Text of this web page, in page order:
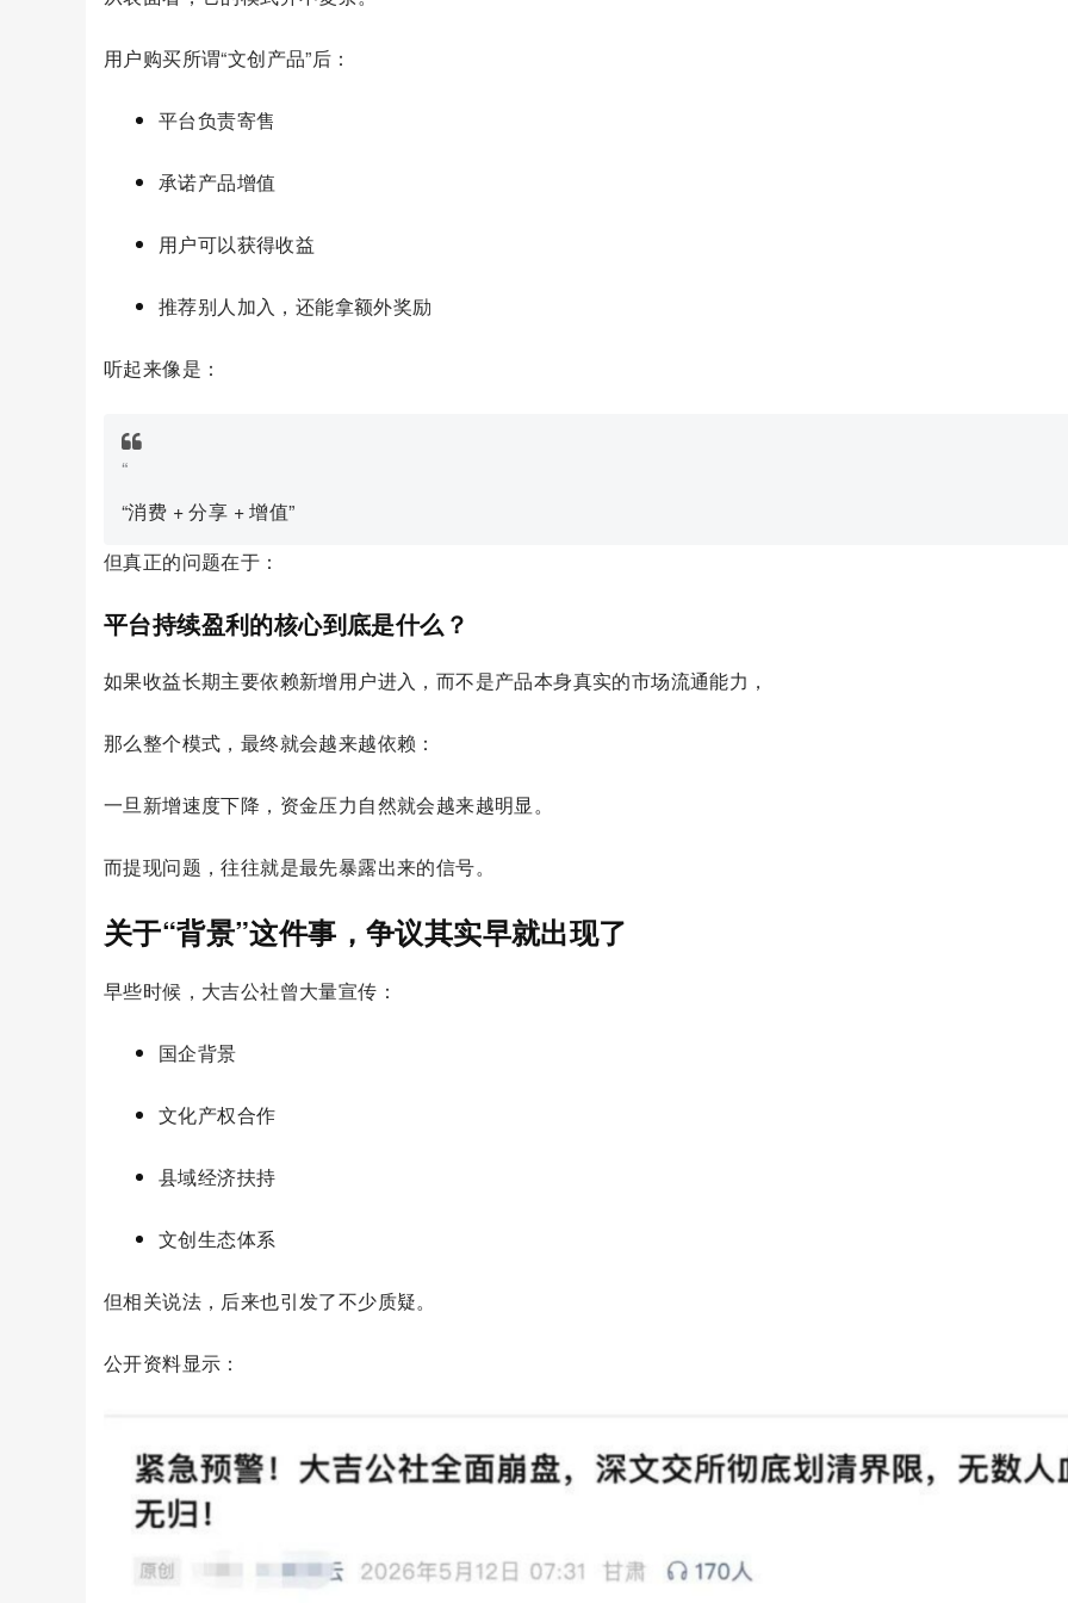
用户购买所谓“文创产品”后：
平台负责寄售
承诺产品增值
用户可以获得收益
推荐别人加入，还能拿额外奖励
听起来像是：
“
“消费 + 分享 + 增值”
但真正的问题在于：
平台持续盈利的核心到底是什么？
如果收益长期主要依赖新增用户进入，而不是产品本身真实的市场流通能力，
那么整个模式，最终就会越来越依赖：
一旦新增速度下降，资金压力自然就会越来越明显。
而提现问题，往往就是最先暴露出来的信号。
关于“背景”这件事，争议其实早就出现了
早些时候，大吉公社曾大量宣传：
国企背景
文化产权合作
县域经济扶持
文创生态体系
但相关说法，后来也引发了不少质疑。
公开资料显示：